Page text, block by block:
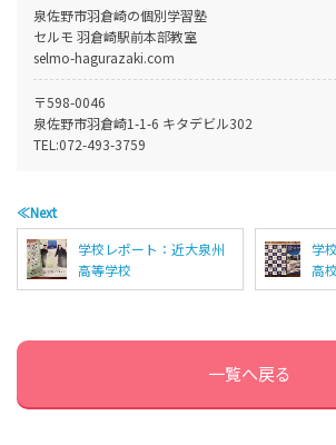
泉佐野市羽倉崎の個別学習塾
セルモ 羽倉崎駅前本部教室
selmo-hagurazaki.com
〒598-0046
泉佐野市羽倉崎1-1-6 キタデビル302
TEL:072-493-3759
≪Next
学校レポート：近大泉州
高等学校
学
高
一覧へ戻る